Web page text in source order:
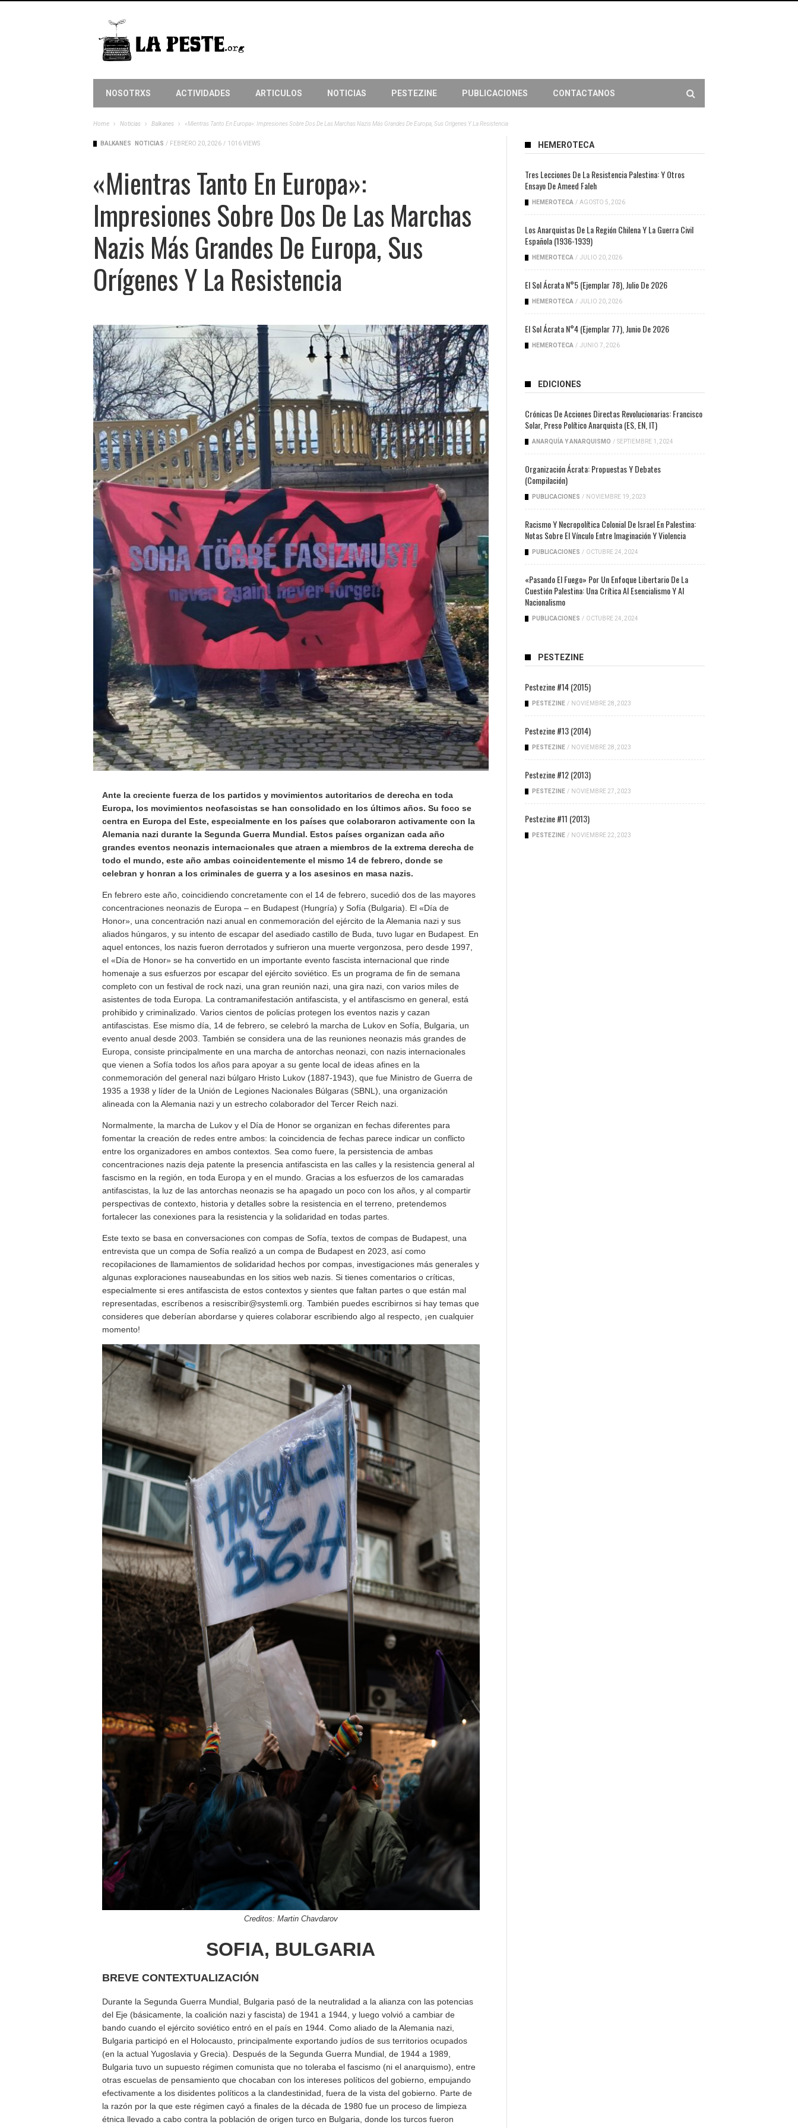
NOSOTRXS ACTIVIDADES ARTICULOS NOTICIAS PESTEZINE PUBLICACIONES CONTACTANOS
Home Noticias Balkanes «Mientras Tanto En Europa»: Impresiones Sobre Dos De Las Marchas Nazis Más Grandes De Europa, Sus Orígenes Y La Resistencia
BALKANES NOTICIAS / FEBRERO 20, 2026 / 1016 VIEWS
«Mientras Tanto En Europa»:
Impresiones Sobre Dos De Las Marchas
Nazis Más Grandes De Europa, Sus
Orígenes Y La Resistencia
Ante la creciente fuerza de los partidos y movimientos autoritarios de derecha en toda
Europa, los movimientos neofascistas se han consolidado en los últimos años. Su foco se
centra en Europa del Este, especialmente en los países que colaboraron activamente con la
Alemania nazi durante la Segunda Guerra Mundial. Estos países organizan cada año
grandes eventos neonazis internacionales que atraen a miembros de la extrema derecha de
todo el mundo, este año ambas coincidentemente el mismo 14 de febrero, donde se
celebran y honran a los criminales de guerra y a los asesinos en masa nazis.
En febrero este año, coincidiendo concretamente con el 14 de febrero, sucedió dos de las mayores
concentraciones neonazis de Europa – en Budapest (Hungría) y Sofía (Bulgaria). El «Día de
Honor», una concentración nazi anual en conmemoración del ejército de la Alemania nazi y sus
aliados húngaros, y su intento de escapar del asediado castillo de Buda, tuvo lugar en Budapest. En
aquel entonces, los nazis fueron derrotados y sufrieron una muerte vergonzosa, pero desde 1997,
el «Día de Honor» se ha convertido en un importante evento fascista internacional que rinde
homenaje a sus esfuerzos por escapar del ejército soviético. Es un programa de fin de semana
completo con un festival de rock nazi, una gran reunión nazi, una gira nazi, con varios miles de
asistentes de toda Europa. La contramanifestación antifascista, y el antifascismo en general, está
prohibido y criminalizado. Varios cientos de policías protegen los eventos nazis y cazan
antifascistas. Ese mismo día, 14 de febrero, se celebró la marcha de Lukov en Sofía, Bulgaria, un
evento anual desde 2003. También se considera una de las reuniones neonazis más grandes de
Europa, consiste principalmente en una marcha de antorchas neonazi, con nazis internacionales
que vienen a Sofía todos los años para apoyar a su gente local de ideas afines en la
conmemoración del general nazi búlgaro Hristo Lukov (1887-1943), que fue Ministro de Guerra de
1935 a 1938 y líder de la Unión de Legiones Nacionales Búlgaras (SBNL), una organización
alineada con la Alemania nazi y un estrecho colaborador del Tercer Reich nazi.
Normalmente, la marcha de Lukov y el Día de Honor se organizan en fechas diferentes para
fomentar la creación de redes entre ambos: la coincidencia de fechas parece indicar un conflicto
entre los organizadores en ambos contextos. Sea como fuere, la persistencia de ambas
concentraciones nazis deja patente la presencia antifascista en las calles y la resistencia general al
fascismo en la región, en toda Europa y en el mundo. Gracias a los esfuerzos de los camaradas
antifascistas, la luz de las antorchas neonazis se ha apagado un poco con los años, y al compartir
perspectivas de contexto, historia y detalles sobre la resistencia en el terreno, pretendemos
fortalecer las conexiones para la resistencia y la solidaridad en todas partes.
Este texto se basa en conversaciones con compas de Sofía, textos de compas de Budapest, una
entrevista que un compa de Sofía realizó a un compa de Budapest en 2023, así como
recopilaciones de llamamientos de solidaridad hechos por compas, investigaciones más generales y
algunas exploraciones nauseabundas en los sitios web nazis. Si tienes comentarios o críticas,
especialmente si eres antifascista de estos contextos y sientes que faltan partes o que están mal
representadas, escríbenos a resiscribir@systemli.org. También puedes escribirnos si hay temas que
consideres que deberían abordarse y quieres colaborar escribiendo algo al respecto, ¡en cualquier
momento!
Creditos: Martin Chavdarov
SOFIA, BULGARIA
BREVE CONTEXTUALIZACIÓN
Durante la Segunda Guerra Mundial, Bulgaria pasó de la neutralidad a la alianza con las potencias
del Eje (básicamente, la coalición nazi y fascista) de 1941 a 1944, y luego volvió a cambiar de
bando cuando el ejército soviético entró en el país en 1944. Como aliado de la Alemania nazi,
Bulgaria participó en el Holocausto, principalmente exportando judíos de sus territorios ocupados
(en la actual Yugoslavia y Grecia). Después de la Segunda Guerra Mundial, de 1944 a 1989,
Bulgaria tuvo un supuesto régimen comunista que no toleraba el fascismo (ni el anarquismo), entre
otras escuelas de pensamiento que chocaban con los intereses políticos del gobierno, empujando
efectivamente a los disidentes políticos a la clandestinidad, fuera de la vista del gobierno. Parte de
la razón por la que este régimen cayó a finales de la década de 1980 fue un proceso de limpieza
étnica llevado a cabo contra la población de origen turco en Bulgaria, donde los turcos fueron
HEMEROTECA
Tres Lecciones De La Resistencia Palestina: Y Otros
Ensayo De Ameed Faleh
HEMEROTECA / AGOSTO 5, 2026
Los Anarquistas De La Región Chilena Y La Guerra Civil
Española (1936-1939)
HEMEROTECA / JULIO 20, 2026
El Sol Ácrata N°5 (ejemplar 78), Julio De 2026
HEMEROTECA / JULIO 20, 2026
El Sol Ácrata N°4 (ejemplar 77), Junio De 2026
HEMEROTECA / JUNIO 7, 2026
EDICIONES
Crónicas De Acciones Directas Revolucionarias: Francisco
Solar, Preso Político Anarquista (ES, EN, IT)
ANARQUÍA Y ANARQUISMO / SEPTIEMBRE 1, 2024
Organización Ácrata: Propuestas Y Debates
(compilación)
PUBLICACIONES / NOVIEMBRE 19, 2023
Racismo Y Necropolítica Colonial De Israel En Palestina:
Notas Sobre El Vínculo Entre Imaginación Y Violencia
PUBLICACIONES / OCTUBRE 24, 2024
«Pasando El Fuego» Por Un Enfoque Libertario De La
Cuestión Palestina: Una Crítica Al Esencialismo Y Al
Nacionalismo
PUBLICACIONES / OCTUBRE 24, 2024
PESTEZINE
Pestezine #14 (2015)
PESTEZINE / NOVIEMBRE 28, 2023
Pestezine #13 (2014)
PESTEZINE / NOVIEMBRE 28, 2023
Pestezine #12 (2013)
PESTEZINE / NOVIEMBRE 27, 2023
Pestezine #11 (2013)
PESTEZINE / NOVIEMBRE 22, 2023